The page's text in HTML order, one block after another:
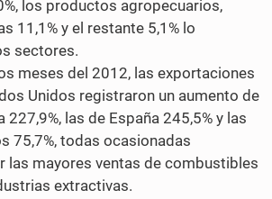
los productos agropecuarios,
11,1% y el restante 5,1% lo
sectores.
meses del 2012, las exportaciones
Unidos registraron un aumento de
227,9%, las de España 245,5% y las
75,7%, todas ocasionadas
las mayores ventas de combustibles
extractivas.